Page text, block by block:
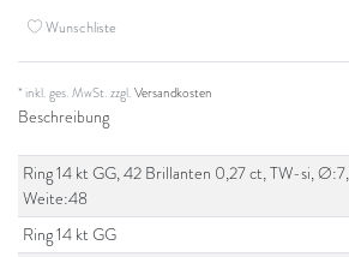
Wunschliste
* inkl. ges. MwSt. zzgl.Versandkosten
Beschreibung
Ring 14 kt GG, 42 Brillanten 0,27 ct, TW-si,
Weite:48
Ring 14 kt GG